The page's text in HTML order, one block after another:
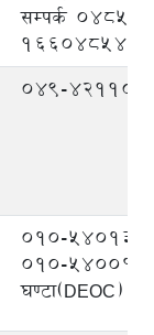
सम्पर्क
049-421104
०१०-५४०१३१
०१०-
घण्टा(DEOC)